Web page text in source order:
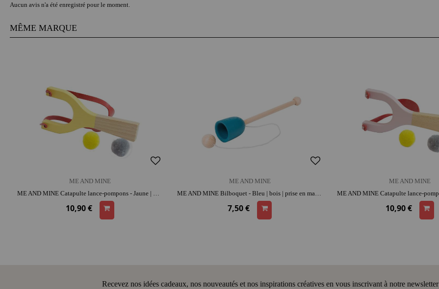
Aucun avis n'a été enregistré pour le moment.
MÊME MARQUE
ME AND MINE
10,90 €
ME AND MINE
7,50 €
ME AND MINE
10,90 €
Recevez nos idées cadeaux, nos nouveautés et nos inspirations créatives en vous inscrivant à notre newsletter